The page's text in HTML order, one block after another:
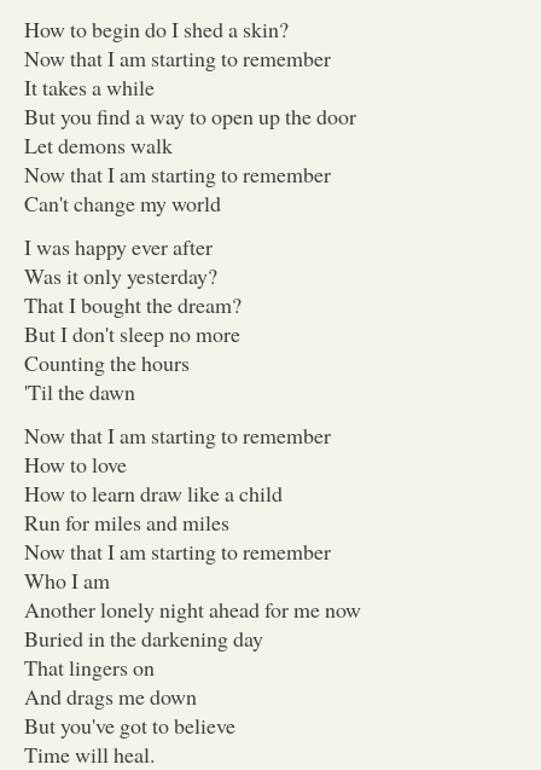
How to begin do I shed a skin?
Now that I am starting to remember
It takes a while
But you find a way to open up the door
Let demons walk
Now that I am starting to remember
Can't change my world
I was happy ever after
Was it only yesterday?
That I bought the dream?
But I don't sleep no more
Counting the hours
'Til the dawn
Now that I am starting to remember
How to love
How to learn draw like a child
Run for miles and miles
Now that I am starting to remember
Who I am
Another lonely night ahead for me now
Buried in the darkening day
That lingers on
And drags me down
But you've got to believe
Time will heal.